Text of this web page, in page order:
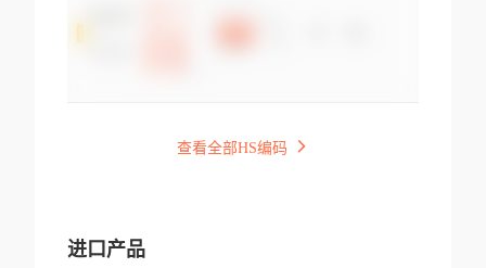
查看全部HS编码
进口产品